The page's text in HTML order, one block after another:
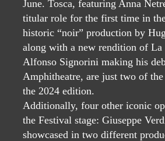
June. Tosca, featuring Anna
titular role for the first time in the
historic “noir” production by
along with a new rendition of La
Alfonso Signorini making his
Amphitheatre, are just two of
the 2024 edition.
Additionally, four other iconic
the Festival stage: Giuseppe
showcased in two different